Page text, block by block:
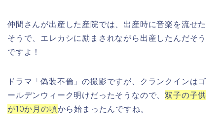
仲間さんが出産した産院では、出産時に音楽を流せた
そうで、エレカシに励まされながら出産したんだそう
ですよ！
ドラマ「偽装不倫」の撮影ですが、クランクインはゴ
ールデンウィーク明けだったそうなので、双子の子供
が10か月の頃から始まったんですね。